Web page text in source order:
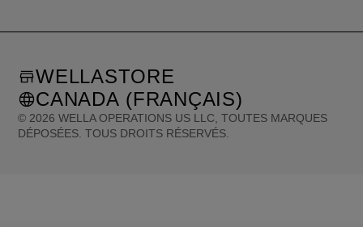
© 2026 WELLA OPERATIONS US LLC, TOUTES MARQUES
DÉPOSÉES. TOUS DROITS RÉSERVÉS.
WELLASTORE
CANADA (FRANÇAIS)